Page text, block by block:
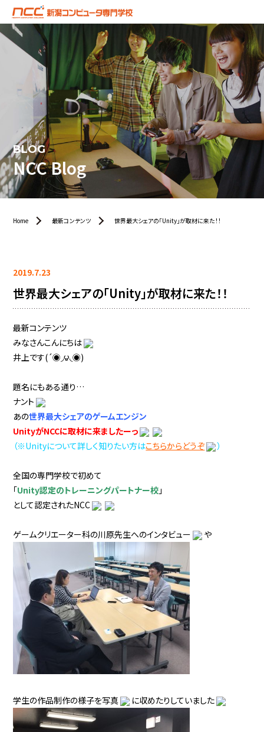
BLOG
NCC Blog
Home 最新コンテンツ 世界最大シェアの「Unity」が取材に来た！！
2019.7.23
世界最大シェアの「Unity」が取材に来た！！
最新コンテンツ
みなさんこんにちは
井上です(´◉◞౪◟◉)
題名にもある通り…
ナント
あの世界最大シェアのゲームエンジン
UnityがNCCに取材に来ましたーっ
（※Unityについて詳しく知りたい方はこちらからどうぞ ）
全国の専門学校で初めて
「Unity認定のトレーニングパートナー校 」
として認定されたNCC
ゲームクリエーター科の川原先生へのインタビュー や
学生の作品制作の様子を写真 に収めたりしていました